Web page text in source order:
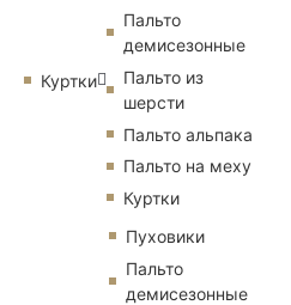
Куртки
Пальто
демисезонные
Пальто из
шерсти
Пальто альпака
Пальто на меху
Куртки
Пуховики
Пальто
демисезонные